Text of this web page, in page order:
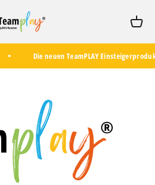
Shop
Die neuen TeamPLAY Einsteigerprodukte